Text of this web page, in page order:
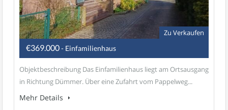
Zu Verkaufen
€369.000- Einfamilienhaus
Objektbeschreibung Das Einfamilienhaus liegt am Ortsausgang
in Richtung Dümmer. Über eine Zufahrt vom Pappelweg...
Mehr Details